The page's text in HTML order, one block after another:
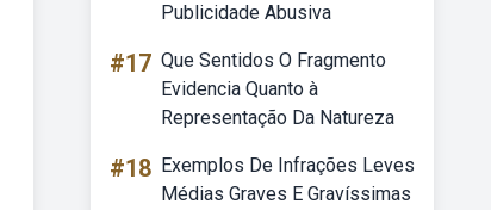
Publicidade Abusiva
#17 Que Sentidos O Fragmento
Evidencia Quanto à
Representação Da Natureza
#18 Exemplos De Infrações Leves
Médias Graves E Gravíssimas